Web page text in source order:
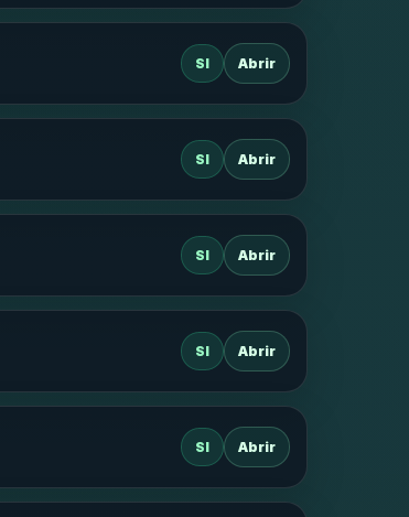
SI Abrir
SI Abrir
SI Abrir
SI Abrir
SI Abrir